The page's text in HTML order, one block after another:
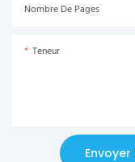
Nombre De Pages
Teneur